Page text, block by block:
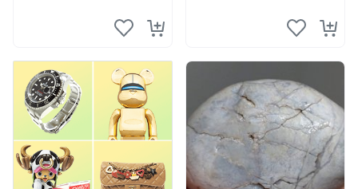
飾壽山石雞血石壽山雞血石原
卵碧玉秀姑玉鳳梨芋仔玉總統